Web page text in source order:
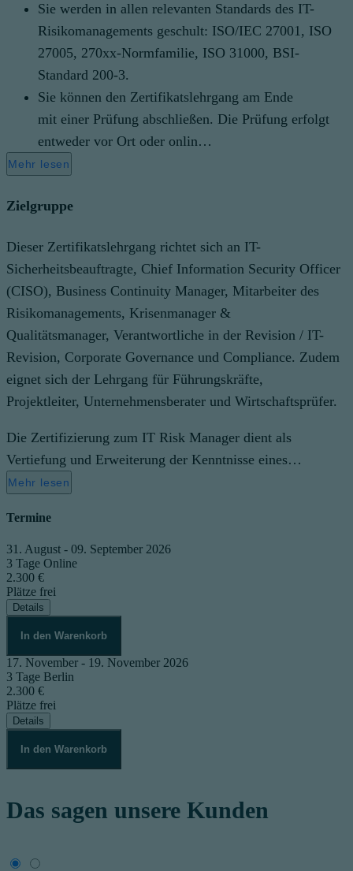
Sie werden in allen relevanten Standards des IT-
Risikomanagements geschult: ISO/IEC 27001, ISO
27005, 270xx-Normfamilie, ISO 31000, BSI-
Standard 200-3.
Sie können den Zertifikatslehrgang am Ende
mit einer Prüfung abschließen. Die Prüfung erfolgt
entweder vor Ort oder onlin…
Mehr lesen
Zielgruppe
Dieser Zertifikatslehrgang richtet sich an IT-
Sicherheitsbeauftragte, Chief Information Security Officer
(CISO), Business Continuity Manager, Mitarbeiter des
Risikomanagements, Krisenmanager &
Qualitätsmanager, Verantwortliche in der Revision / IT-
Revision, Corporate Governance und Compliance. Zudem
eignet sich der Lehrgang für Führungskräfte,
Projektleiter, Unternehmensberater und Wirtschaftsprüfer.
Die Zertifizierung zum IT Risk Manager dient als
Vertiefung und Erweiterung der Kenntnisse eines…
Mehr lesen
Termine
31. August - 09. September 2026
3 Tage Online
2.300 €
Plätze frei
Details
In den Warenkorb
17. November - 19. November 2026
3 Tage Berlin
2.300 €
Plätze frei
Details
In den Warenkorb
Das sagen unsere Kunden